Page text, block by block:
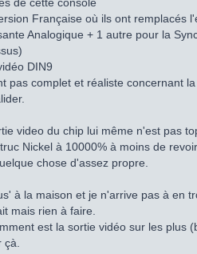
Française où ils ont remplacés
Analogique + 1 autre pour la
DIN9
pas complet et réaliste concernant
video du chip lui même n'est pas
Nickel à 10000% à moins de
chose d'assez propre.
à la maison et je n'arrive pas à en
mais rien à faire.
est la sortie vidéo sur les plus